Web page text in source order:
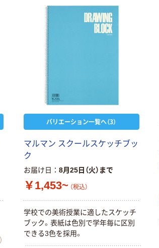
バリエーション一覧へ（3）
マルマン スクールスケッチブッ
ク
お届け日 8月25日（火）まで
￥1,453~ （税込）
学校での美術授業に適したスケッチ
ブック。表紙は色別で学年毎に区別
できる3色を採用。